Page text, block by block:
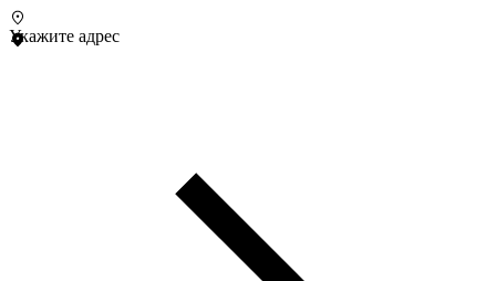
Укажите адрес